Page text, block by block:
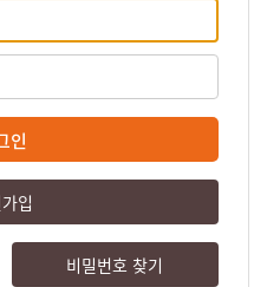
인
입
비밀번호 찾기